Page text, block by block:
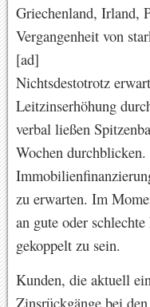
Griechenland, Irland,
Vergangenheit von
[ad]
Nichtsdestotrotz
Leitzinserhöhung
verbal ließen
Wochen
zu erwarten. Im
an gute oder
gekoppelt zu sein.
Kunden, die aktuell
Zinsrückgänge bei